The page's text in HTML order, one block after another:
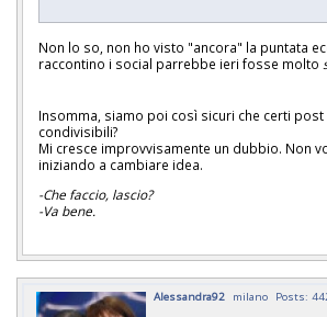
Non lo so, non ho visto "ancora" la puntata
raccontino i social parrebbe ieri fosse molto
Insomma, siamo poi così sicuri che certi
condivisibili?
Mi cresce improvvisamente un dubbio. Non
iniziando a cambiare idea.
-Che faccio, lascio?
-Va bene.
Alessandra92 milano Posts: